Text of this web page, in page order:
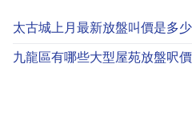
太古城上月最新放盤叫價是多少
九龍區有哪些大型屋苑放盤呎